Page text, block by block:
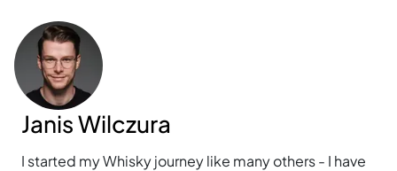
Janis Wilczura
I started my Whisky journey like many others - I have